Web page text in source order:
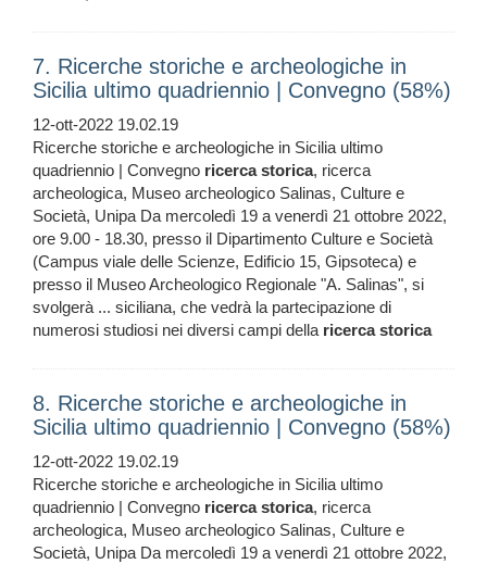
7. Ricerche storiche e archeologiche in
Sicilia ultimo quadriennio | Convegno (58%)
12-ott-2022 19.02.19
Ricerche storiche e archeologiche in Sicilia ultimo
quadriennio | Convegno ricerca storica, ricerca
archeologica, Museo archeologico Salinas, Culture e
Società, Unipa Da mercoledì 19 a venerdì 21 ottobre 2022,
ore 9.00 - 18.30, presso il Dipartimento Culture e Società
(Campus viale delle Scienze, Edificio 15, Gipsoteca) e
presso il Museo Archeologico Regionale "A. Salinas", si
svolgerà ... siciliana, che vedrà la partecipazione di
numerosi studiosi nei diversi campi della ricerca storica
8. Ricerche storiche e archeologiche in
Sicilia ultimo quadriennio | Convegno (58%)
12-ott-2022 19.02.19
Ricerche storiche e archeologiche in Sicilia ultimo
quadriennio | Convegno ricerca storica, ricerca
archeologica, Museo archeologico Salinas, Culture e
Società, Unipa Da mercoledì 19 a venerdì 21 ottobre 2022,